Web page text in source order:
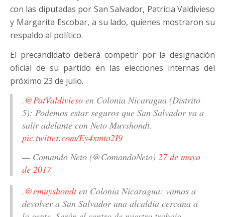
con las diputadas por San Salvador, Patricia Valdivieso
y Margarita Escobar, a su lado, quienes mostraron su
respaldo al político.
El precandidato deberá competir por la designación
oficial de su partido en las elecciones internas del
próximo 23 de julio.
.@PatValdivieso en Colonia Nicaragua (Distrito
5): Podemos estar seguros que San Salvador va a
salir adelante con Neto Muyshondt.
pic.twitter.com/Ey4xmto2I9
— Comando Neto (@ComandoNeto) 27 de mayo
de 2017
.@emuyshondten Colonia Nicaragua: vamos a
devolver a San Salvador una alcaldía cercana a